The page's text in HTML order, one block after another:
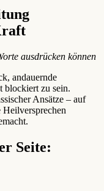
ausdrücken können
andauernde
blockiert zu sein.
Ansätze – auf
Seite: